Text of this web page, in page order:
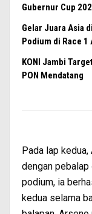
Gubernur Cup
Gelar Juara Asia
Podium di Race 1
KONI Jambi
PON Mendatang
Pada lap
dengan pebalap
podium, ia
kedua selama